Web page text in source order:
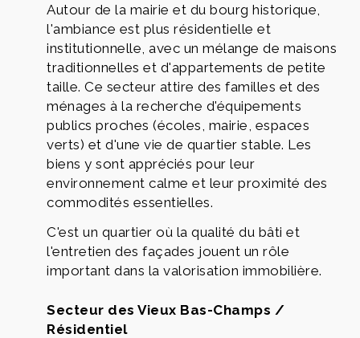
Autour de la mairie et du bourg historique,
l'ambiance est plus résidentielle et
institutionnelle, avec un mélange de maisons
traditionnelles et d'appartements de petite
taille. Ce secteur attire des familles et des
ménages à la recherche d'équipements
publics proches (écoles, mairie, espaces
verts) et d'une vie de quartier stable. Les
biens y sont appréciés pour leur
environnement calme et leur proximité des
commodités essentielles.
C'est un quartier où la qualité du bâti et
l'entretien des façades jouent un rôle
important dans la valorisation immobilière.
Secteur des Vieux Bas-Champs /
Résidentiel